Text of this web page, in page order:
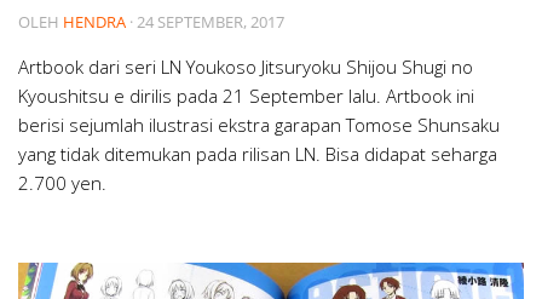
OLEH HENDRA ·24 SEPTEMBER, 2017
Artbook dari seri LN Youkoso Jitsuryoku Shijou Shugi no
Kyoushitsu e dirilis pada 21 September lalu. Artbook ini
berisi sejumlah ilustrasi ekstra garapan Tomose Shunsaku
yang tidak ditemukan pada rilisan LN. Bisa didapat seharga
2.700 yen.